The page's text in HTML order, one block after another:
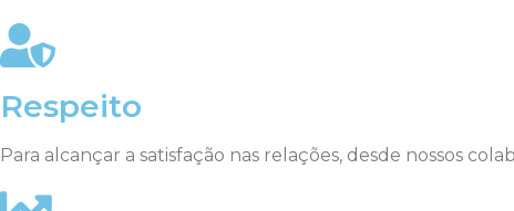
Respeito
Para alcançar a satisfação nas relações, desde nossos